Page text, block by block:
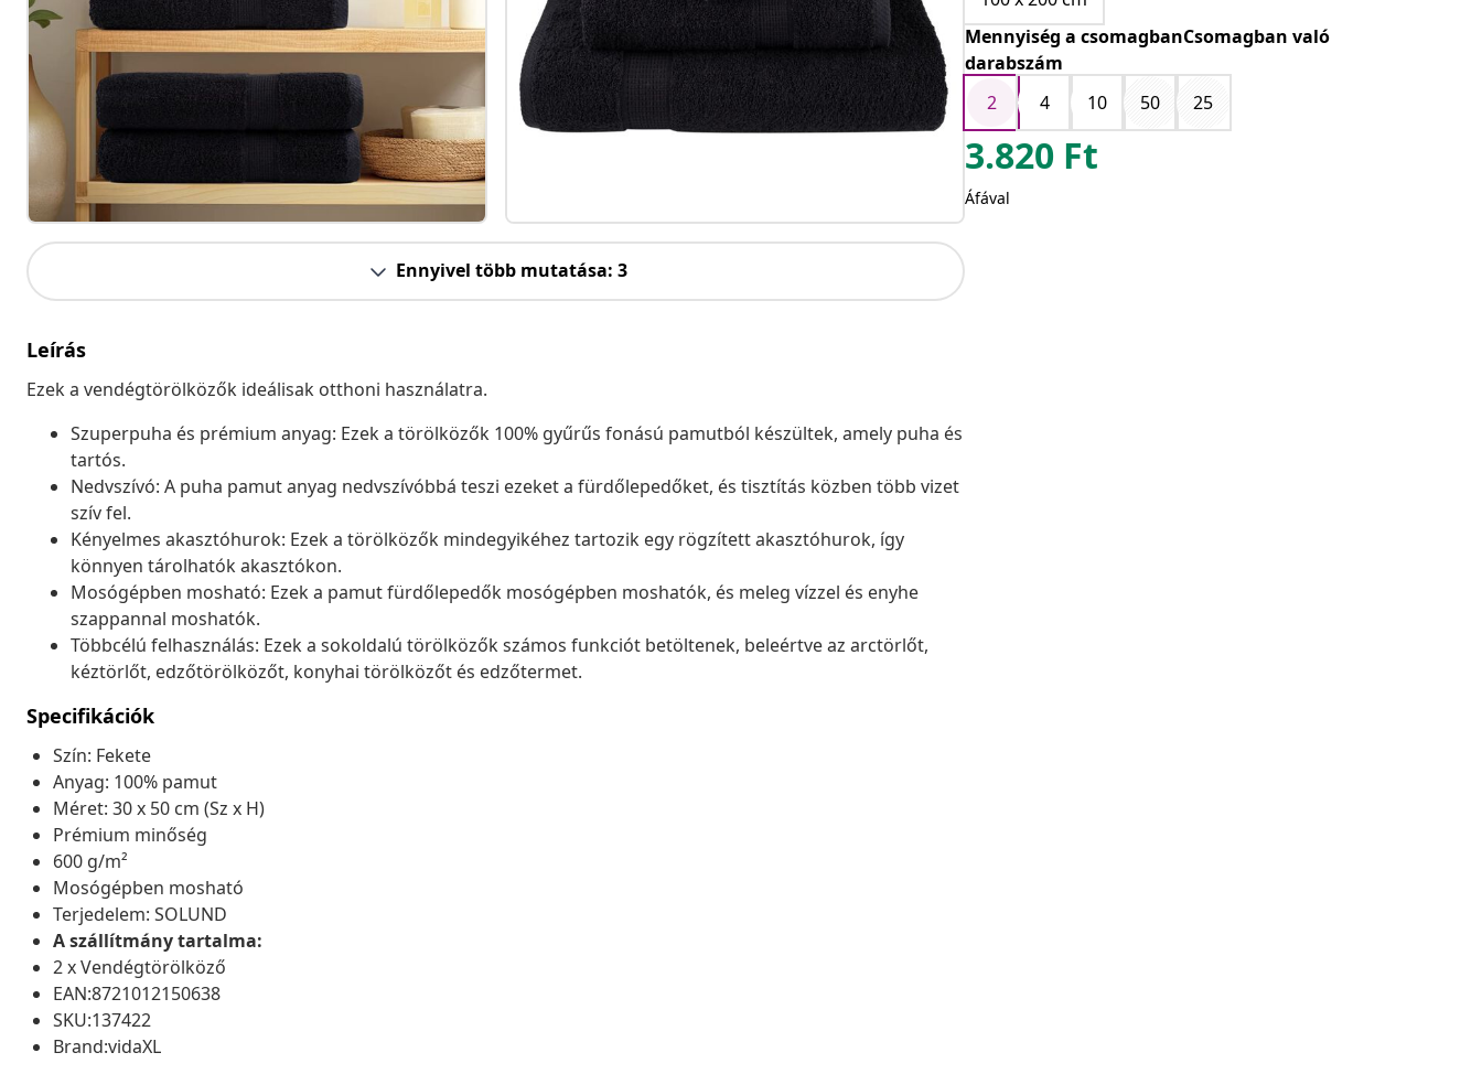
Ennyivel több mutatása: 3
Leírás
Ezek a vendégtörölközők ideálisak otthoni használatra.
Szuperpuha és prémium anyag: Ezek a törölközők 100% gyűrűs fonású pamutból készültek, amely puha és
tartós.
Nedvszívó: A puha pamut anyag nedvszívóbbá teszi ezeket a fürdőlepedőket, és tisztítás közben több vizet
szív fel.
Kényelmes akasztóhurok: Ezek a törölközők mindegyikéhez tartozik egy rögzített akasztóhurok, így
könnyen tárolhatók akasztókon.
Mosógépben mosható: Ezek a pamut fürdőlepedők mosógépben moshatók, és meleg vízzel és enyhe
szappannal moshatók.
Többcélú felhasználás: Ezek a sokoldalú törölközők számos funkciót betöltenek, beleértve az arctörlőt,
kéztörlőt, edzőtörölközőt, konyhai törölközőt és edzőtermet.
Specifikációk
Szín: Fekete
Anyag: 100% pamut
Méret: 30 x 50 cm (Sz x H)
Prémium minőség
600 g/m²
Mosógépben mosható
Terjedelem: SOLUND
A szállítmány tartalma:
2 x Vendégtörölköző
EAN:8721012150638
SKU:137422
Brand:vidaXL
Mennyiség a csomagbanCsomagban való
darabszám
2
4 10 50 25
3.820 Ft
Áfával